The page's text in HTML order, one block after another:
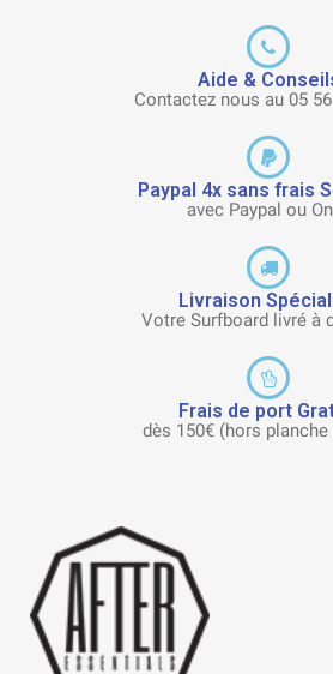
Aide &
Contactez nous au 05
Paypal 4x sans frais
avec Paypal ou
Livraison
Votre Surfboard livré à
Frais de port
dès 150€ (hors planche